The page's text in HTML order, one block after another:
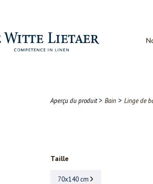
Aperçu du produit > Bain > Linge de
Taille
70x140 cm